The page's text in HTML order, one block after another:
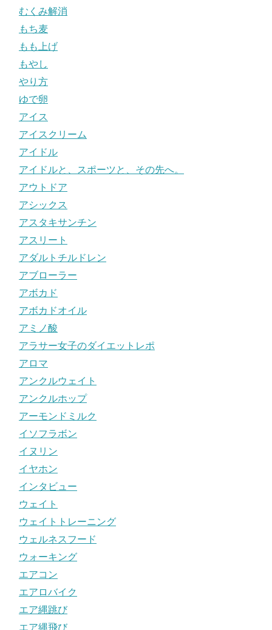
むくみ解消
もち麦
もも上げ
もやし
やり方
ゆで卵
アイス
アイスクリーム
アイドル
アイドルと、スポーツと、その先へ。
アウトドア
アシックス
アスタキサンチン
アスリート
アダルトチルドレン
アブローラー
アボカド
アボカドオイル
アミノ酸
アラサー女子のダイエットレポ
アロマ
アンクルウェイト
アンクルホップ
アーモンドミルク
イソフラボン
イヌリン
イヤホン
インタビュー
ウェイト
ウェイトトレーニング
ウェルネスフード
ウォーキング
エアコン
エアロバイク
エア縄跳び
エア縄飛び